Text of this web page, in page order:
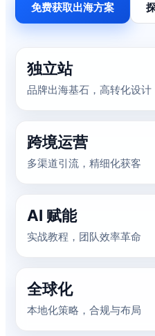
免费获取出海方案
独立站
品牌出海基石，高转化设计
跨境运营
多渠道引流，精细化获客
AI 赋能
实战教程，团队效率革命
全球化
本地化策略，合规与布局